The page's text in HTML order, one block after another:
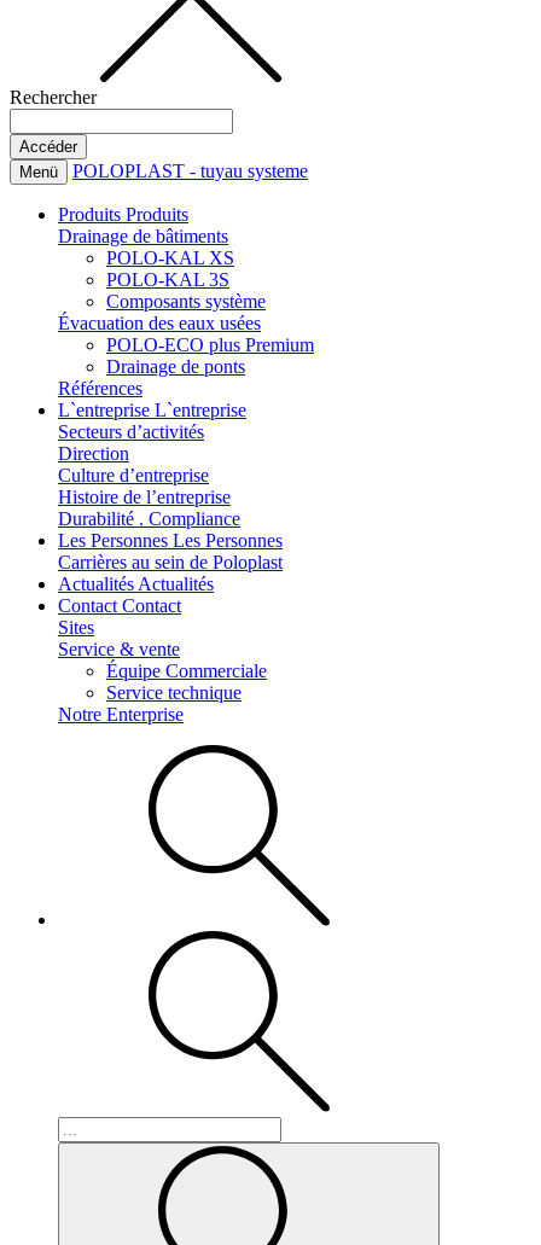
Rechercher
Menü POLOPLAST - tuyau systeme
Produits Produits
Drainage de bâtiments
POLO-KAL XS
POLO-KAL 3S
Composants système
Évacuation des eaux usées
POLO-ECO plus Premium
Drainage de ponts
Références
L`entreprise L`entreprise
Secteurs d’activités
Direction
Culture d’entreprise
Histoire de l’entreprise
Durabilité . Compliance
Les Personnes Les Personnes
Carrières au sein de Poloplast
Actualités Actualités
Contact Contact
Sites
Service & vente
Équipe Commerciale
Service technique
Notre Enterprise